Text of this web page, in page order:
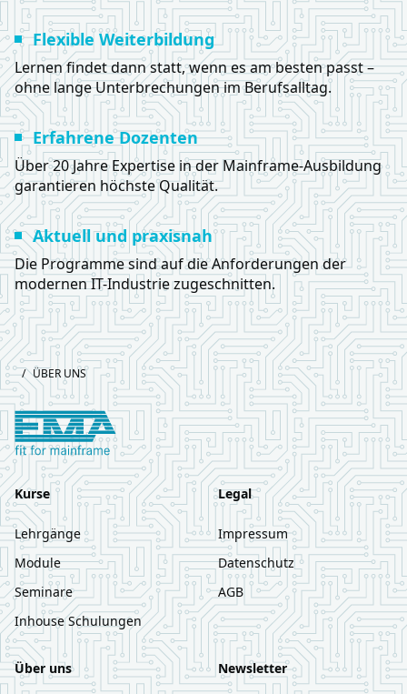
Flexible Weiterbildung
Lernen findet dann statt, wenn es am besten passt –
ohne lange Unterbrechungen im Berufsalltag.
Erfahrene Dozenten
Über 20 Jahre Expertise in der Mainframe-Ausbildung
garantieren höchste Qualität.
Aktuell und praxisnah
Die Programme sind auf die Anforderungen der
modernen IT-Industrie zugeschnitten.
Footer
/ ÜBER UNS
Logo European Mainframe Academy
Kurse
Lehrgänge
Module
Seminare
Inhouse Schulungen
Legal
Impressum
Datenschutz
AGB
Über uns Newsletter